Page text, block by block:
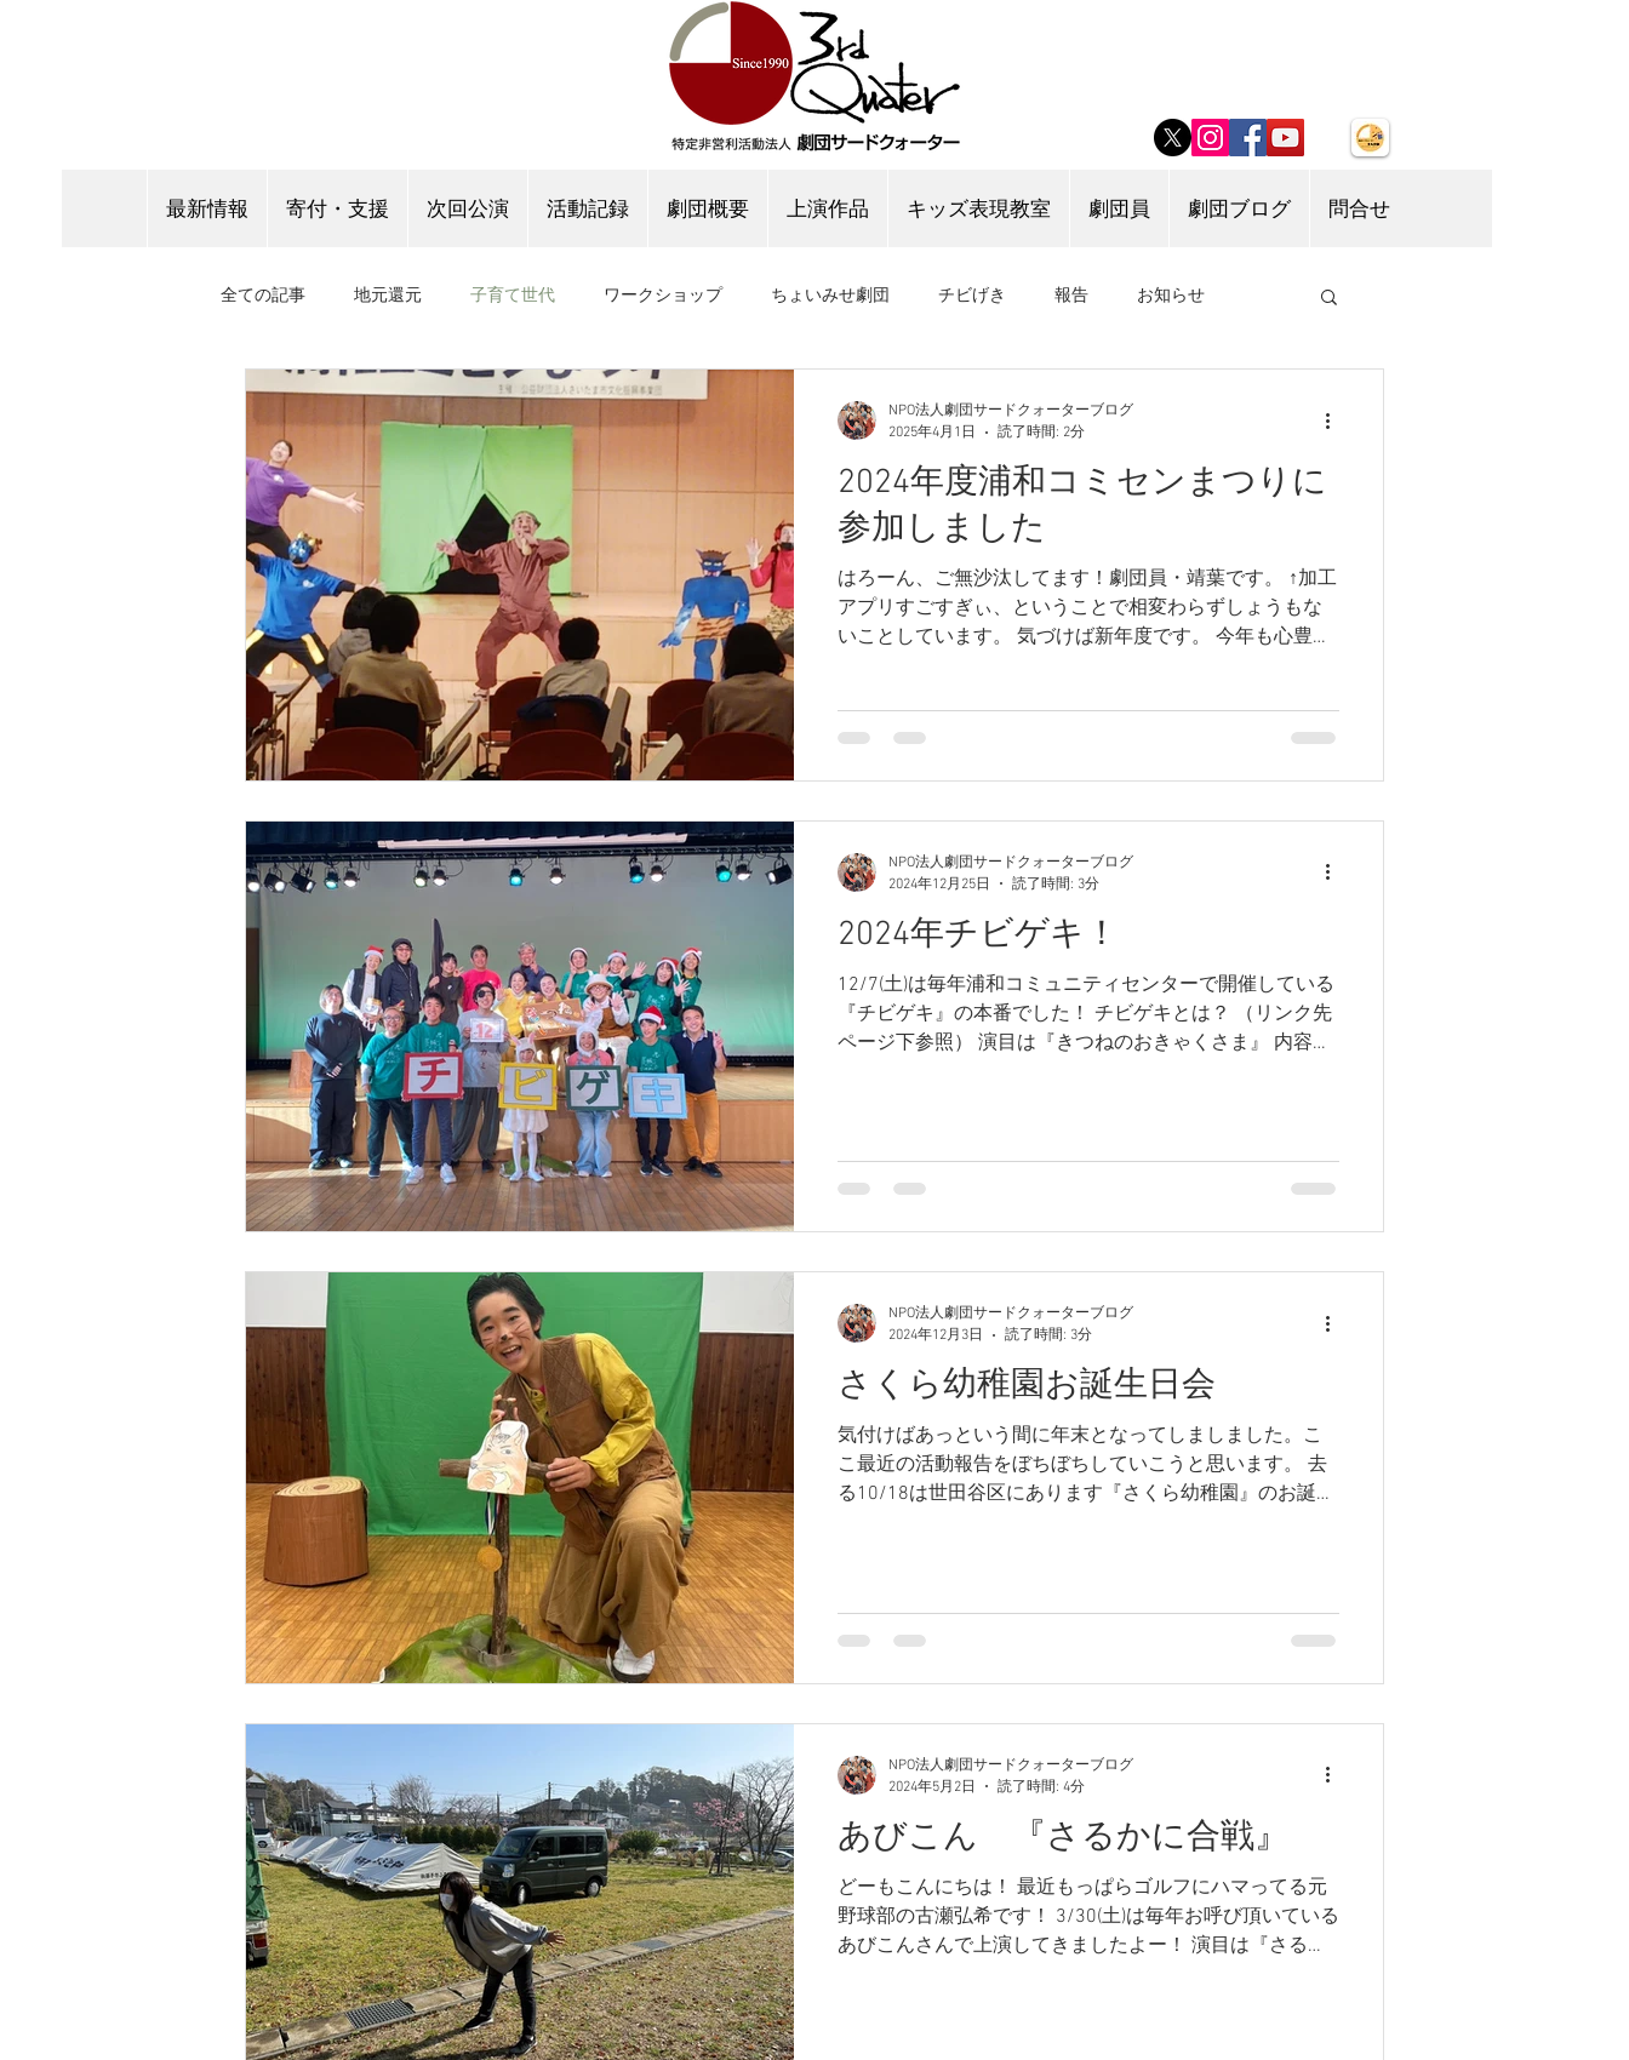
最新情報 寄付・支援 次回公演 活動記録 劇団概要 上演作品 キッズ表現教室 劇団員 劇団ブログ 問合せ
全ての記事 地元還元 子育て世代 ワークショップ ちょいみせ劇団 チビげき 報告 お知らせ
客演情報 表現指導 野外公演 稽古場公演
2024年度浦和コミセンまつりに
参加しました
はろーん、ご無沙汰してます！劇団員・靖葉です。 ↑加工
アプリすごすぎぃ、ということで相変わらずしょうもな
いことしています。 気づけば新年度です。 今年も心豊か
NPO法人劇団サードクォーターブログ
2025年4月1日
読了時間: 2分
2024年チビゲキ！
12/7(土)は毎年浦和コミュニティセンターで開催している
『チビゲキ』の本番でした！ チビゲキとは？ （リンク先
ページ下参照） 演目は『きつねのおきゃくさま』 内容は
NPO法人劇団サードクォーターブログ
2024年12月25日
読了時間: 3分
さくら幼稚園お誕生日会
気付けばあっという間に年末となってしましました。こ
こ最近の活動報告をぼちぼちしていこうと思います。 去
る10/18は世田谷区にあります『さくら幼稚園』のお誕生
NPO法人劇団サードクォーターブログ
2024年12月3日
読了時間: 3分
あびこん 『さるかに合戦』
どーもこんにちは！ 最近もっぱらゴルフにハマってる元
野球部の古瀬弘希です！ 3/30(土)は毎年お呼び頂いている
あびこんさんで上演してきましたよー！ 演目は『さるか
NPO法人劇団サードクォーターブログ
2024年5月2日
読了時間: 4分